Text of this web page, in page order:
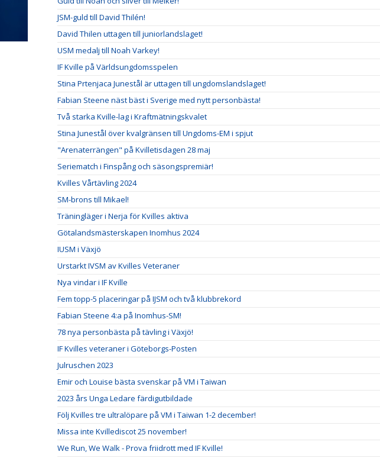
JSM-guld till David Thilén!
David Thilen uttagen till juniorlandslaget!
USM medalj till Noah Varkey!
IF Kville på Världsungdomsspelen
Stina Prtenjaca Junestål är uttagen till ungdomslandslaget!
Fabian Steene näst bäst i Sverige med nytt personbästa!
Två starka Kville-lag i Kraftmätningskvalet
Stina Junestål över kvalgränsen till Ungdoms-EM i spjut
"Arenaterrängen" på Kvilletisdagen 28 maj
Seriematch i Finspång och säsongspremiär!
Kvilles Vårtävling 2024
SM-brons till Mikael!
Träningläger i Nerja för Kvilles aktiva
Götalandsmästerskapen Inomhus 2024
IUSM i Växjö
Urstarkt IVSM av Kvilles Veteraner
Nya vindar i IF Kville
Fem topp-5 placeringar på IJSM och två klubbrekord
Fabian Steene 4:a på Inomhus-SM!
78 nya personbästa på tävling i Växjö!
IF Kvilles veteraner i Göteborgs-Posten
Julruschen 2023
Emir och Louise bästa svenskar på VM i Taiwan
2023 års Unga Ledare färdigutbildade
Följ Kvilles tre ultralöpare på VM i Taiwan 1-2 december!
Missa inte Kvillediscot 25 november!
We Run, We Walk - Prova friidrott med IF Kville!